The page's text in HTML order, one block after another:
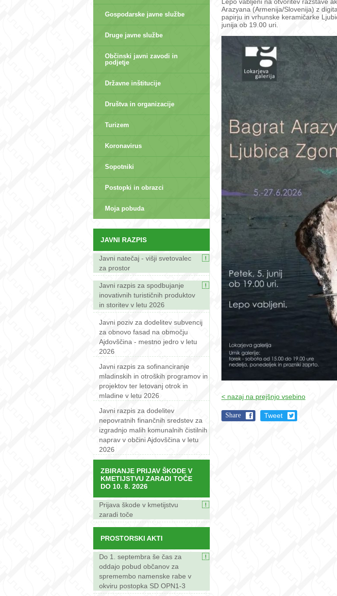
Gospodarske javne službe
Druge javne službe
Občinski javni zavodi in
podjetje
Državne inštitucije
Društva in organizacije
Turizem
Koronavirus
Sopotniki
Postopki in obrazci
Moja pobuda
JAVNI RAZPIS
Javni natečaj - višji svetovalec
za prostor
Javni razpis za spodbujanje
inovativnih turističnih produktov
in storitev v letu 2026
Javni poziv za dodelitev subvencij
za obnovo fasad na območju
Ajdovščina - mestno jedro v letu
2026
Javni razpis za sofinanciranje
mladinskih in otroških programov in
projektov ter letovanj otrok in
mladine v letu 2026
Javni razpis za dodelitev
nepovratnih finančnih sredstev za
izgradnjo malih komunalnih čistilnih
naprav v občini Ajdovščina v letu
2026
ZBIRANJE PRIJAV ŠKODE V
KMETIJSTVU ZARADI TOČE
DO 10. 8. 2026
Prijava škode v kmetijstvu
zaradi toče
PROSTORSKI AKTI
Do 1. septembra še čas za
oddajo pobud občanov za
spremembo namenske rabe v
okviru postopka SD OPN1-3
Arazyana (Armenija/Slovenija) z
papirju in vrhunske keramičarke
junija ob 19.00 uri.
< nazaj na prejšnjo vsebino
Share Tweet